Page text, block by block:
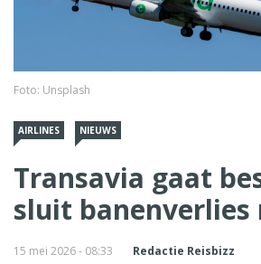
Foto: Unsplash
AIRLINES NIEUWS
Transavia gaat
sluit
15 mei 2026 - 08:33 Redactie Reisbizz